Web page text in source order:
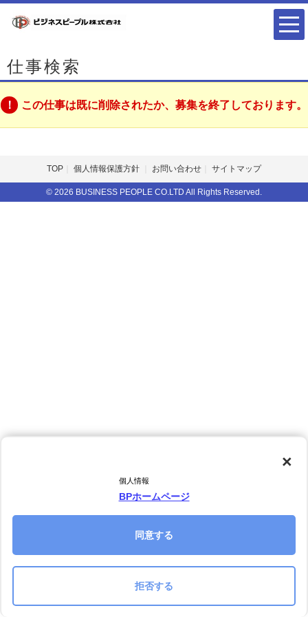
仕事検索
この仕事は既に削除されたか、募集を終了しております。
個人情報
BPホームページ
×
同意する
拒否する
TOP 個人情報保護方針 お問い合わせ サイトマップ
© 2026 BUSINESS PEOPLE CO.LTD All Rights Reserved.